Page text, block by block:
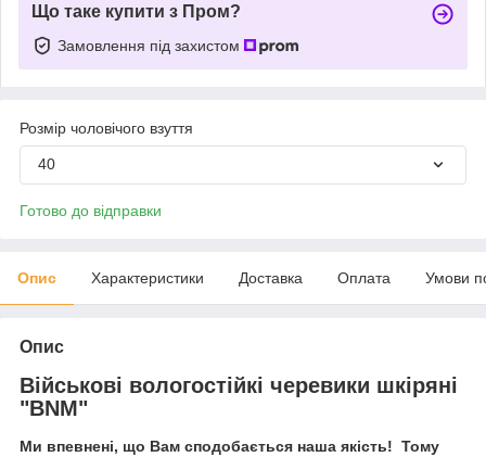
Що таке купити з Пром?
Замовлення під захистом
Розмір чоловічого взуття
40
Готово до відправки
Опис Характеристики Доставка Оплата Умови
Опис
Військові вологостійкі черевики шкіряні
"BNM"
Ми впевнені, що Вам сподобається наша якість! Тому